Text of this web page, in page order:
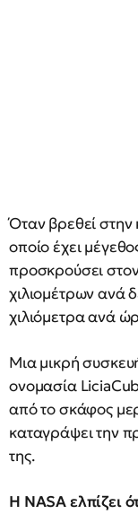
Όταν βρεθεί στην
οποίο έχει
προσκρούσει
χιλιομέτρων ανά
χιλιόμετρα ανά
Μια μικρή
ονομασία
από το σκάφος
καταγράψει την
της.
Η NASA ελπίζει